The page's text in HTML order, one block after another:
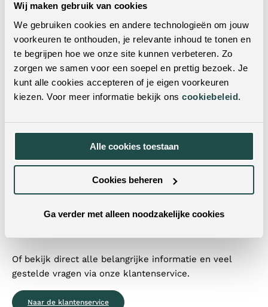
Wij maken gebruik van cookies
We gebruiken cookies en andere technologieën om jouw
voorkeuren te onthouden, je relevante inhoud te tonen en
te begrijpen hoe we onze site kunnen verbeteren. Zo
zorgen we samen voor een soepel en prettig bezoek. Je
kunt alle cookies accepteren of je eigen voorkeuren
kiezen. Voor meer informatie bekijk ons cookiebeleid.
Alle cookies toestaan
Cookies beheren
Ga verder met alleen noodzakelijke cookies
Twijfel je nog?
op werkdagen binnen 24 uur op al je vragen.
info@feelingswonen.nl
Of bekijk direct alle belangrijke informatie en veel
gestelde vragen via onze klantenservice.
Naar de klantenservice